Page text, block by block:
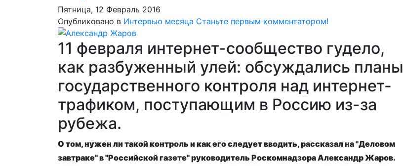
Пятница, 12 Февраль 2016
Опубликовано в Интервью месяца Станьте первым комментатором!
11 февраля интернет-сообщество гудело,
как разбуженный улей: обсуждались планы
государственного контроля над интернет-
трафиком, поступающим в Россию из-за
рубежа.
О том, нужен ли такой контроль и как его следует вводить, рассказал на "Деловом
завтраке" в "Российской газете" руководитель Роскомнадзора Александр Жаров.